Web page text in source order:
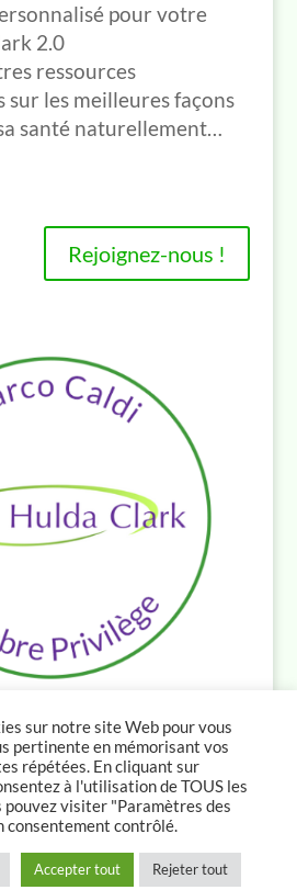
pour votre
2.0
ressources
sur les meilleures façons
santé naturellement…
Rejoignez-nous !
>
sur notre site Web pour vous
pertinente en mémorisant vos
répétées. En cliquant sur
à l'utilisation de TOUS les
pouvez visiter "Paramètres des
consentement contrôlé.
Accepter tout Rejeter tout